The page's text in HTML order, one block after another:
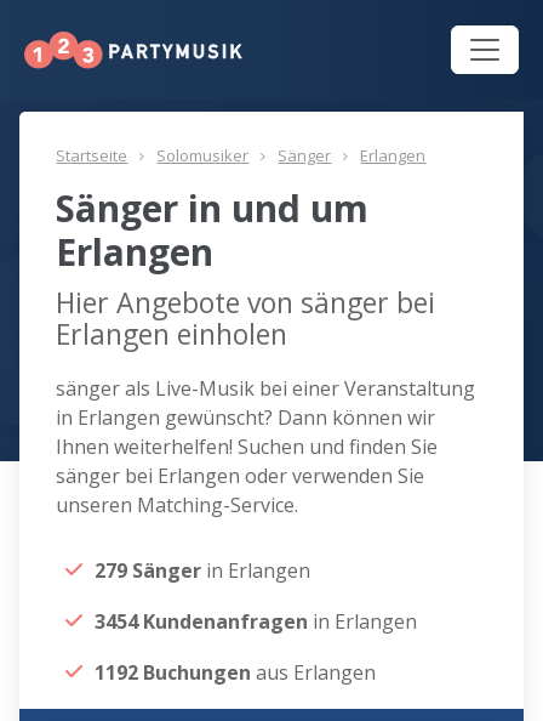
Startseite Solomusiker Sänger Erlangen
Sänger in und um
Erlangen
Hier Angebote von sänger bei
Erlangen einholen
sänger als Live-Musik bei einer Veranstaltung
in Erlangen gewünscht? Dann können wir
Ihnen weiterhelfen! Suchen und finden Sie
sänger bei Erlangen oder verwenden Sie
unseren Matching-Service.
279 Sänger in Erlangen
3454 Kundenanfragen in Erlangen
1192 Buchungen aus Erlangen